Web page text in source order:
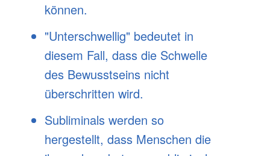
können.
"Unterschwellig" bedeutet in
diesem Fall, dass die Schwelle
des Bewusstseins nicht
überschritten wird.
Subliminals werden so
hergestellt, dass Menschen die